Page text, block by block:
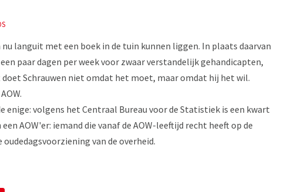
nu languit met een boek in de tuin kunnen liggen. In plaats daarvan
paar dagen per week voor zwaar verstandelijk gehandicapten,
doet Schrauwen niet omdat het moet, maar omdat hij het wil.
enige: volgens het Centraal Bureau voor de Statistiek is een kwart
AOW'er: iemand die vanaf de AOW-leeftijd recht heeft op de
van de overheid.